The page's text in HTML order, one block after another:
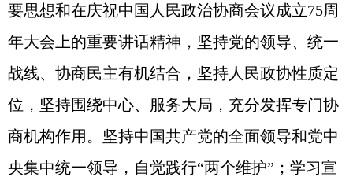
要思想和在庆祝中国人民政治协商会议成立75周
年大会上的重要讲话精神，坚持党的领导、统一
战线、协商民主有机结合，坚持人民政协性质定
位，坚持围绕中心、服务大局，充分发挥专门协
商机构作用。坚持中国共产党的全面领导和党中
央集中统一领导，自觉践行“两个维护”；学习宣